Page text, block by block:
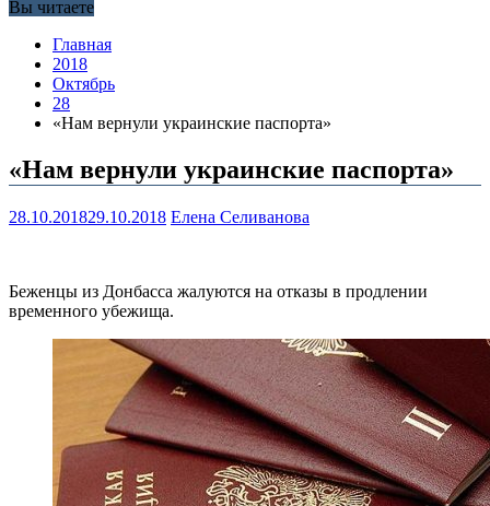
Вы читаете
Главная
2018
Октябрь
28
«Нам вернули украинские паспорта»
«Нам вернули украинские паспорта»
28.10.201829.10.2018 Елена Селиванова
Беженцы из Донбасса жалуются на отказы в продлении
временного убежища.